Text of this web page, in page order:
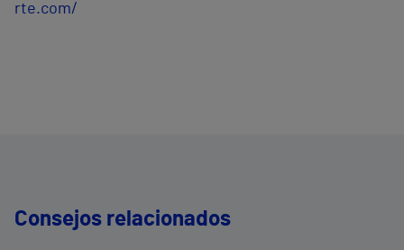
rte.com/
Consejos relacionados